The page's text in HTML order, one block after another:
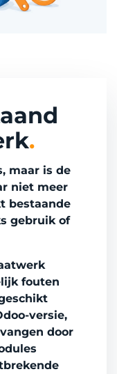
.
maar is de
niet meer
bestaande
gebruik of
fouten
versie,
door